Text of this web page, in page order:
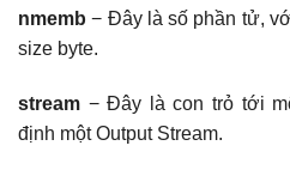
nmemb − Đây là số phần tử,
size byte.
stream − Đây là con trỏ tới
định một Output Stream.